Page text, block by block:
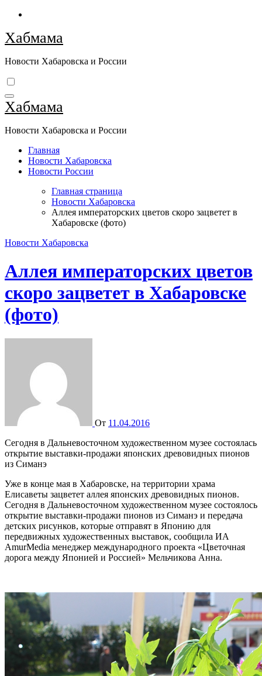
Перейти
содержимому
Хабмама
Новости Хабаровска и России
Хабмама
Новости Хабаровска и России
Главная
Новости Хабаровска
Новости России
Главная страница
Новости Хабаровска
Аллея императорских цветов скоро зацветет в
Хабаровске (фото)
Новости Хабаровска
Аллея императорских цветов
скоро зацветет в Хабаровске
(фото)
От 11.04.2016
Сегодня в Дальневосточном художественном музее состоялась
открытие выставки-продажи японских древовидных пионов
из Симанэ
Уже в конце мая в Хабаровске, на территории храма
Елисаветы зацветет аллея японских древовидных пионов.
Сегодня в Дальневосточном художественном музее состоялось
открытие выставки-продажи пионов из Симанэ и передача
детских рисунков, которые отправят в Японию для
передвижных художественных выставок, сообщила ИА
AmurMedia менеджер международного проекта «Цветочная
дорога между Японией и Россией» Мельчикова Анна.